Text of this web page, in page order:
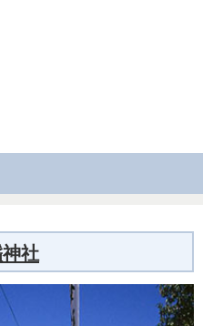
社